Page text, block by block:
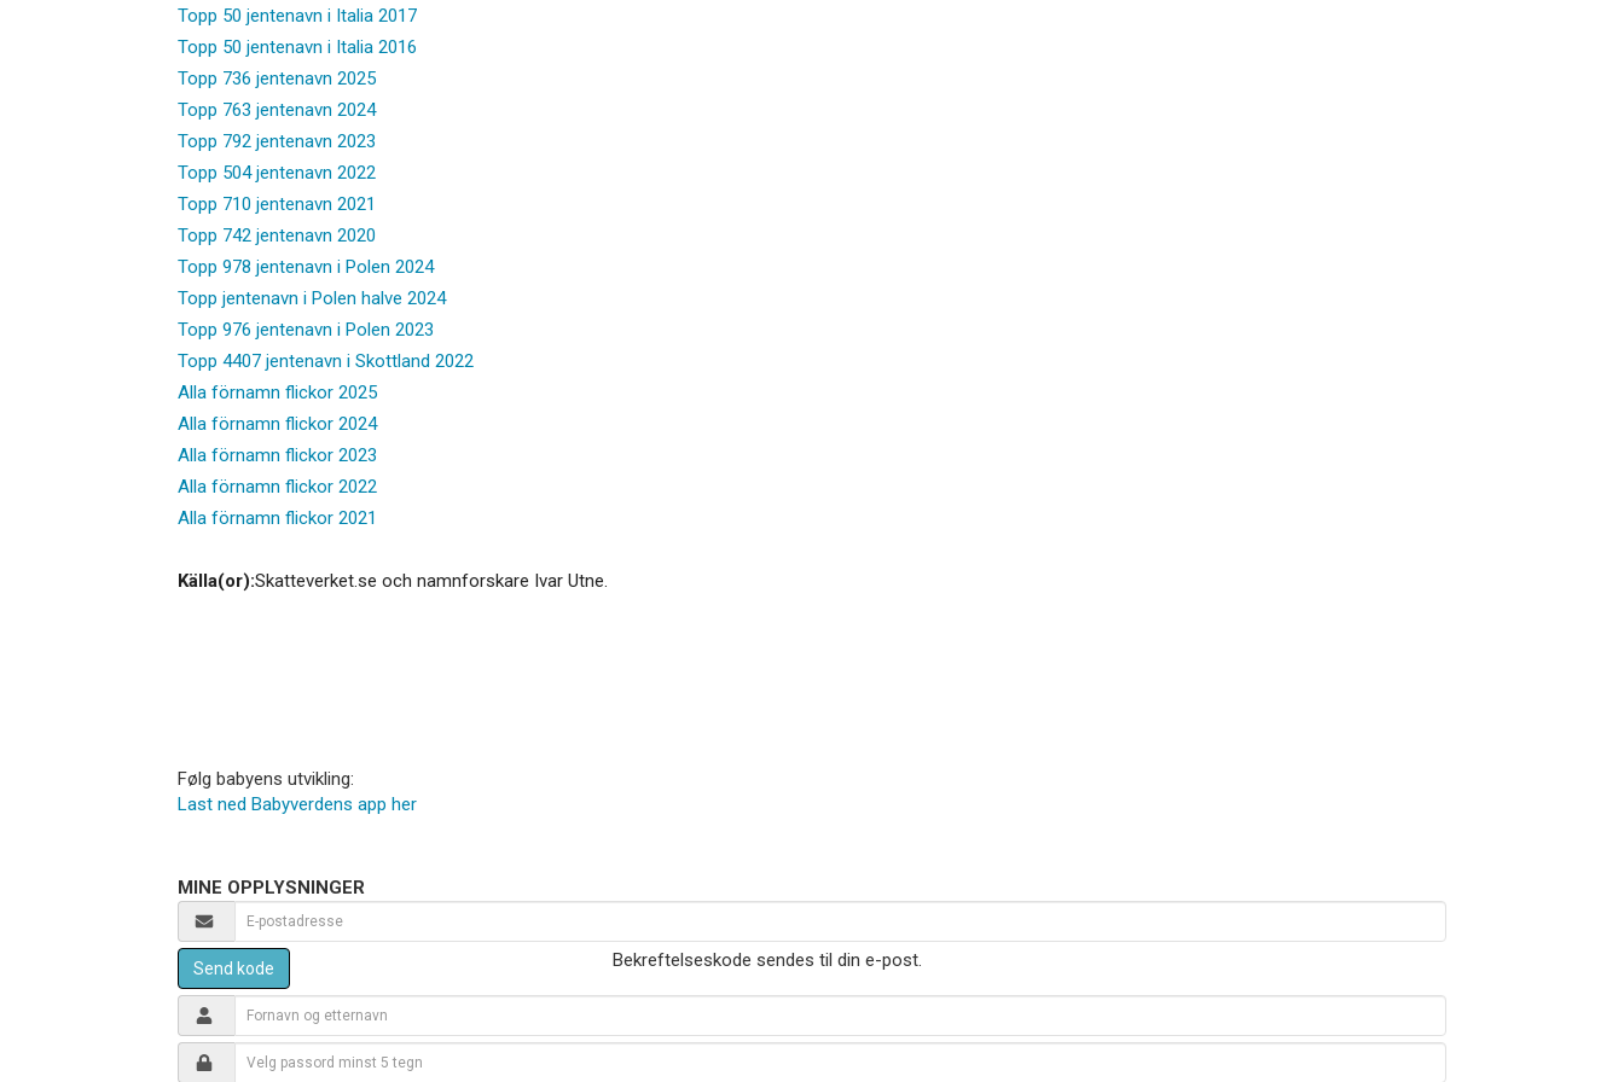
Topp 50 jentenavn i Italia 2017
Topp 50 jentenavn i Italia 2016
Topp 736 jentenavn 2025
Topp 763 jentenavn 2024
Topp 792 jentenavn 2023
Topp 504 jentenavn 2022
Topp 710 jentenavn 2021
Topp 742 jentenavn 2020
Topp 978 jentenavn i Polen 2024
Topp jentenavn i Polen halve 2024
Topp 976 jentenavn i Polen 2023
Topp 4407 jentenavn i Skottland 2022
Alla förnamn flickor 2025
Alla förnamn flickor 2024
Alla förnamn flickor 2023
Alla förnamn flickor 2022
Alla förnamn flickor 2021
Källa(or):Skatteverket.se och namnforskare Ivar Utne.
Følg babyens utvikling:
Last ned Babyverdens app her
MINE OPPLYSNINGER
Send kode Bekreftelseskode sendes til din e-post.